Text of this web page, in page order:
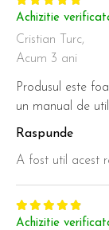
Achizitie
Cristian Turc,
Acum 3 ani
Produsul este
un manual de
Raspunde
A fost util acest
Achizitie